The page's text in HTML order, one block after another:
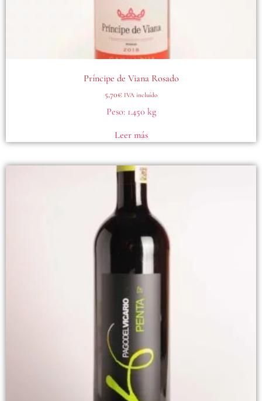
Príncipe de Viana Rosado
5,70€ IVA incluído
Peso:1.450 kg
Leer más